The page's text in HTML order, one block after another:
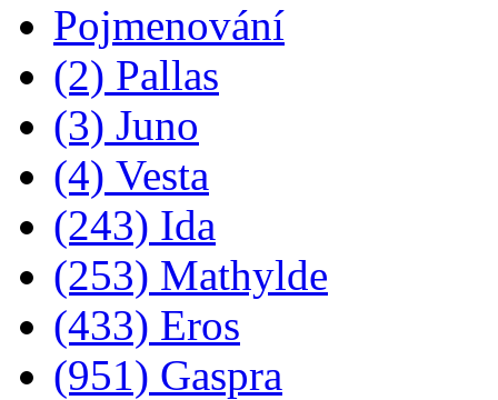
Pojmenování
(2) Pallas
(3) Juno
(4) Vesta
(243) Ida
(253) Mathylde
(433) Eros
(951) Gaspra